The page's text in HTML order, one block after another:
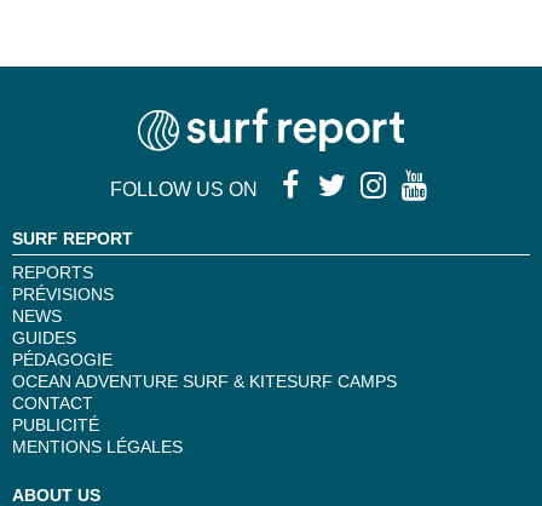
FOLLOW US ON
SURF REPORT
REPORTS
PRÉVISIONS
NEWS
GUIDES
PÉDAGOGIE
OCEAN ADVENTURE SURF & KITESURF CAMPS
CONTACT
PUBLICITÉ
MENTIONS LÉGALES
ABOUT US